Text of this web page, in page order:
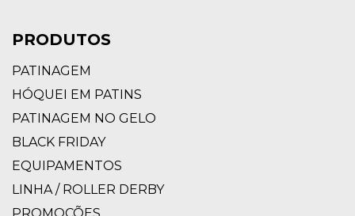
PRODUTOS
PATINAGEM
HÓQUEI EM PATINS
PATINAGEM NO GELO
BLACK FRIDAY
EQUIPAMENTOS
LINHA / ROLLER DERBY